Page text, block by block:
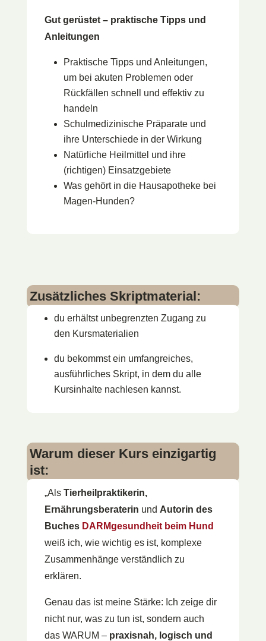
Gut gerüstet – praktische Tipps und
Anleitungen
Praktische Tipps und Anleitungen,
um bei akuten Problemen oder
Rückfällen schnell und effektiv zu
handeln
Schulmedizinische Präparate und
ihre Unterschiede in der Wirkung
Natürliche Heilmittel und ihre
(richtigen) Einsatzgebiete
Was gehört in die Hausapotheke bei
Magen-Hunden?
Zusätzliches Skriptmaterial:
du erhältst unbegrenzten Zugang zu
den Kursmaterialien
du bekommst ein umfangreiches,
ausführliches Skript, in dem du alle
Kursinhalte nachlesen kannst.
Warum dieser Kurs einzigartig
ist:
„Als Tierheilpraktikerin,
Ernährungsberaterin und Autorin des
Buches DARMgesundheit beim Hund
weiß ich, wie wichtig es ist, komplexe
Zusammenhänge verständlich zu
erklären.
Genau das ist meine Stärke: Ich zeige dir
nicht nur, was zu tun ist, sondern auch
das WARUM – praxisnah, logisch und